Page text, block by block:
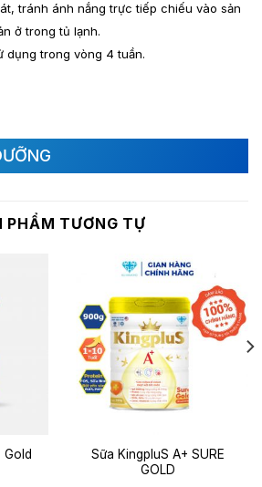
tránh ánh nắng trực tiếp chiếu vào sản
ở trong tủ lạnh.
dụng trong vòng 4 tuần.
PHẨM TƯƠNG TỰ
Gold
Sữa KingpluS A+ SURE
GOLD